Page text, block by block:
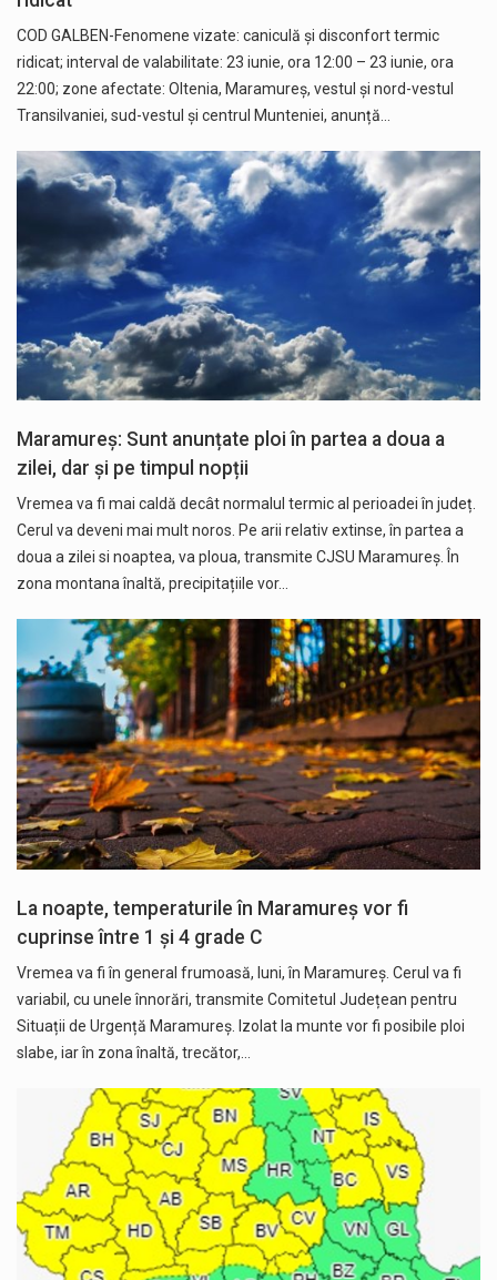
COD GALBEN-Fenomene vizate: caniculă și disconfort termic
ridicat; interval de valabilitate: 23 iunie, ora 12:00 – 23 iunie, ora
22:00; zone afectate: Oltenia, Maramureș, vestul și nord-vestul
Transilvaniei, sud-vestul și centrul Munteniei, anunță…
Maramureș: Sunt anunțate ploi în partea a doua a
zilei, dar și pe timpul nopții
Vremea va fi mai caldă decât normalul termic al perioadei în județ.
Cerul va deveni mai mult noros. Pe arii relativ extinse, în partea a
doua a zilei si noaptea, va ploua, transmite CJSU Maramureș. În
zona montana înaltă, precipitațiile vor…
La noapte, temperaturile în Maramureș vor fi
cuprinse între 1 și 4 grade C
Vremea va fi în general frumoasă, luni, în Maramureș. Cerul va fi
variabil, cu unele înnorări, transmite Comitetul Județean pentru
Situații de Urgență Maramureș. Izolat la munte vor fi posibile ploi
slabe, iar în zona înaltă, trecător,…